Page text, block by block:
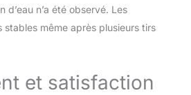
Pour les modèles plus
anciens, des accessoires
supplémentaires peuvent
le client: la pile CR2032
d’eau n’a été observé. Les
stables même après plusieurs tirs
et satisfaction